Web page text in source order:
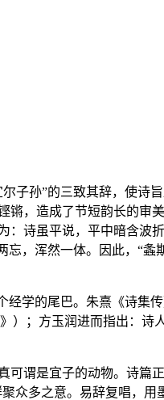
子孙”的三致其辞，使诗
，造成了节短韵长的审
诗虽平说，平中暗含波
，浑然一体。因此，“螽
学的尾巴。朱熹《诗集
）；方玉润进而指出：诗
谓是宜子的动物。诗篇
众多之意。易辞复唱，用